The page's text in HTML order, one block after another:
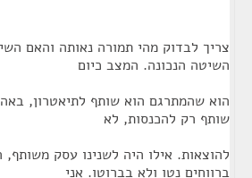
צריך לבדוק מהי תמורה נאותה והאם
השיטה הנכונה. המצב כיום
הוא שהמתרגם הוא שותף לתיאטרון,
שותף רק להכנסות, לא
להוצאות. אילו היה לשנינו עסק משותף,
ברווחים נטו ולא בברוטו. אני